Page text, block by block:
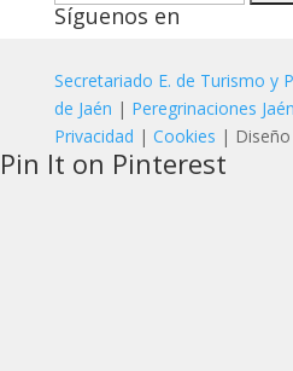
Síguenos en
Secretariado E. de Turismo y
de Jaén | Peregrinaciones Jaén
Privacidad | Cookies | Diseño
Pin It on Pinterest